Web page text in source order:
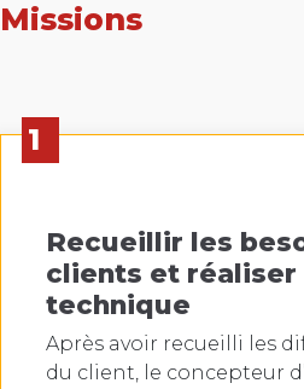
Missions
1
Recueillir les
clients et réaliser
technique
Après avoir recueilli les
du client, le concepteur